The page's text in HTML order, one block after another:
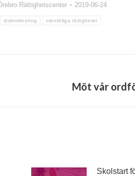
Rättighetscenter 2019-06-24
diskriminering mänskliga rättigheter
Möt vår
Skolstart